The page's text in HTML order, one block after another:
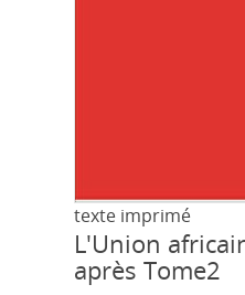
texte imprimé
L'Union
après Tome2